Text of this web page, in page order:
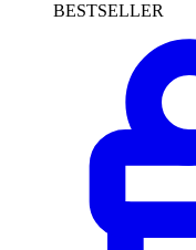
BESTSELLER